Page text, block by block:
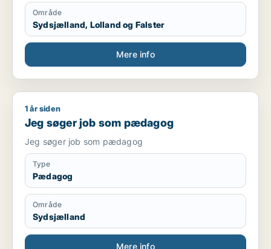
Område
Sydsjælland, Lolland og Falster
Mere info
Jeg søger job som pædagog
1 år siden
Jeg søger job som pædagog
Jeg søger job som pædagog
Type
Pædagog
Område
Sydsjælland
Mere info